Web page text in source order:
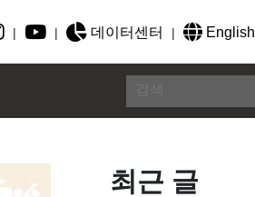
| | 데이터센터 | English
최근 글